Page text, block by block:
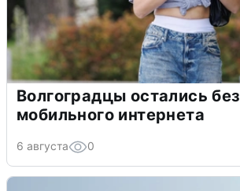
Волгоградцы остались без
мобильного интернета
6 августа 0